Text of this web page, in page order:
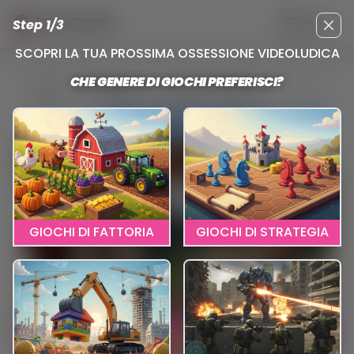
TOP DESKTOP GAMES Apri menu
CLICCA QUI PER GIOCARE
FORGE OF EMPIRES
Step 1/3
SCOPRI LA TUA PROSSIMA OSSESSIONE VIDEOLUDICA
CHE GENERE DI GIOCHI PREFERISCI?
GIOCHI DI FATTORIA GIOCHI DI STRATEGIA